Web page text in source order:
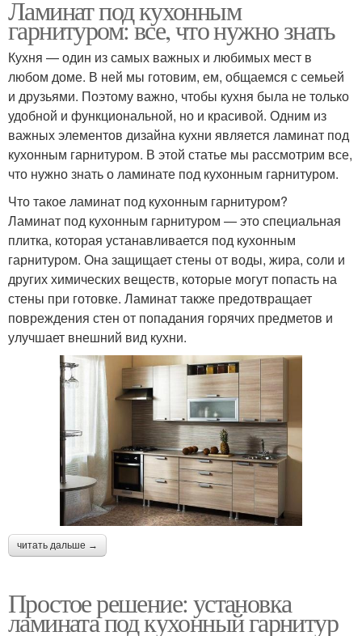
Ламинат под кухонным
гарнитуром: все, что нужно знать
Кухня — один из самых важных и любимых мест в
любом доме. В ней мы готовим, ем, общаемся с семьей
и друзьями. Поэтому важно, чтобы кухня была не только
удобной и функциональной, но и красивой. Одним из
важных элементов дизайна кухни является ламинат под
кухонным гарнитуром. В этой статье мы рассмотрим все,
что нужно знать о ламинате под кухонным гарнитуром.
Что такое ламинат под кухонным гарнитуром?
Ламинат под кухонным гарнитуром — это специальная
плитка, которая устанавливается под кухонным
гарнитуром. Она защищает стены от воды, жира, соли и
других химических веществ, которые могут попасть на
стены при готовке. Ламинат также предотвращает
повреждения стен от попадания горячих предметов и
улучшает внешний вид кухни.
читать дальше →
Простое решение: установка
ламината под кухонный гарнитур